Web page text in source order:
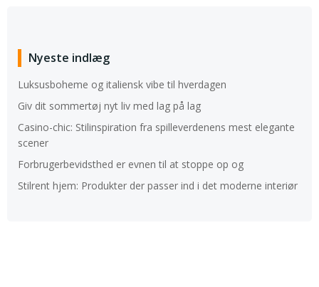
Nyeste indlæg
Luksusboheme og italiensk vibe til hverdagen
Giv dit sommertøj nyt liv med lag på lag
Casino-chic: Stilinspiration fra spilleverdenens mest elegante
scener
Forbrugerbevidsthed er evnen til at stoppe op og
Stilrent hjem: Produkter der passer ind i det moderne interiør